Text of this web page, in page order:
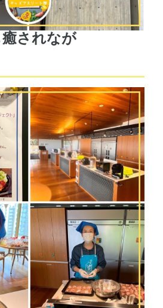
されなが